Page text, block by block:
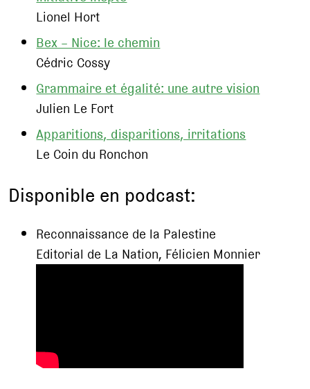
Lionel Hort
Bex – Nice: le chemin
Cédric Cossy
Grammaire et égalité: une autre vision
Julien Le Fort
Apparitions, disparitions, irritations
Le Coin du Ronchon
Disponible en podcast:
Reconnaissance de la Palestine
Editorial de La Nation, Félicien Monnier